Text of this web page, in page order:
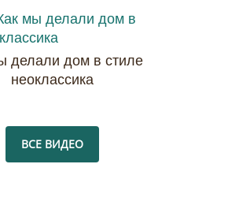
делали дом в стиле
неоклассика
ВСЕ ВИДЕО